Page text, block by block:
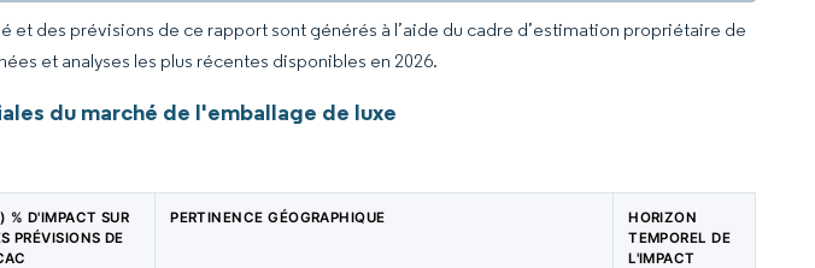
et des prévisions de ce rapport sont générés à l’aide du cadre d’estimation propriétaire de
et analyses les plus récentes disponibles en 2026.
du marché de l'emballage de luxe
% D'IMPACT SUR
PRÉVISIONS DE
PERTINENCE GÉOGRAPHIQUE
HORIZON
TEMPOREL DE
L'IMPACT